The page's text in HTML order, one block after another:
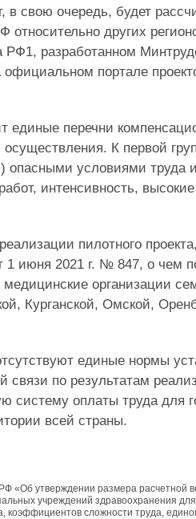
свою очередь, будет
относительно других
РФ1, разработанном
портале
единые перечни
К первой
условиями труда
интенсивность,
пилотного
1 июня 2021 г. № 847, о чем
организации
Курганской, Омской,
единые нормы
по результатам
систему оплаты труда для
всей страны.
«Об утверждении размера расчетной
учреждений здравоохранения
коэффициентов сложности труда,